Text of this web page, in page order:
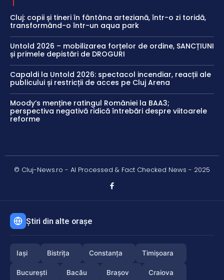
Cluj: copii și tineri în fântâna arteziană, într-o zi toridă,
transformând-o într-un aqua park
Untold 2026 – mobilizarea forțelor de ordine, SANCȚIUNI
și primele depistări de DROGURI
Capaldi la Untold 2026: spectacol incendiar, reacții ale
publicului și restricții de acces pe Cluj Arena
Moody’s menține ratingul României la BAA3;
perspectiva negativă ridică întrebări despre viitoarele
reforme
© Cluj-News.ro - AI Processed & Fact Checked News - 2025
Știri din alte orașe
Iași Bistrița Constanța Timișoara
București Bacău Brașov Craiova